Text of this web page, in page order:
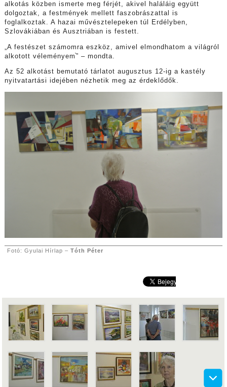
alkotás közben ismerte meg férjét, akivel haláláig együtt
dolgoztak, a festmények mellett faszobrászattal is
foglalkoztak. A hazai művésztelepeken túl Erdélyben,
Szlovákiában és Ausztriában is festett.
„A festészet számomra eszköz, amivel elmondhatom a világról
alkotott véleményem֨” – mondta.
Az 52 alkotást bemutató tárlatot augusztus 12-ig a kastély
nyitvatartási idejében nézhetik meg az érdeklődők.
Fotó: Gyulai Hírlap – Tóth Péter